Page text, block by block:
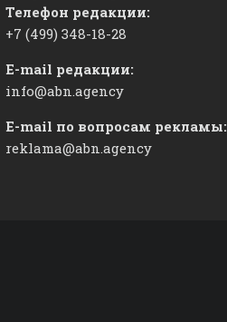
Телефон редакции:
+7 (499) 348-18-28
E-mail редакции:
info@abn.agency
E-mail по вопросам рекламы:
reklama@abn.agency